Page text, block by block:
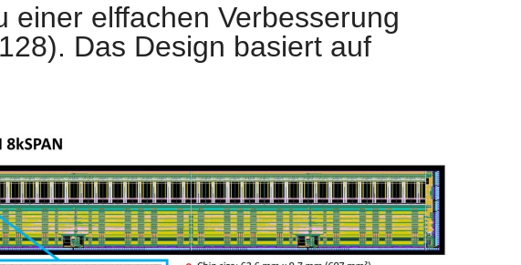
einer elffachen Verbesserung
Das Design basiert auf